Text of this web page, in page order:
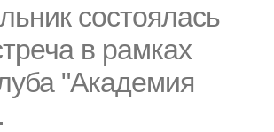
состоялась
в рамках
"Академия